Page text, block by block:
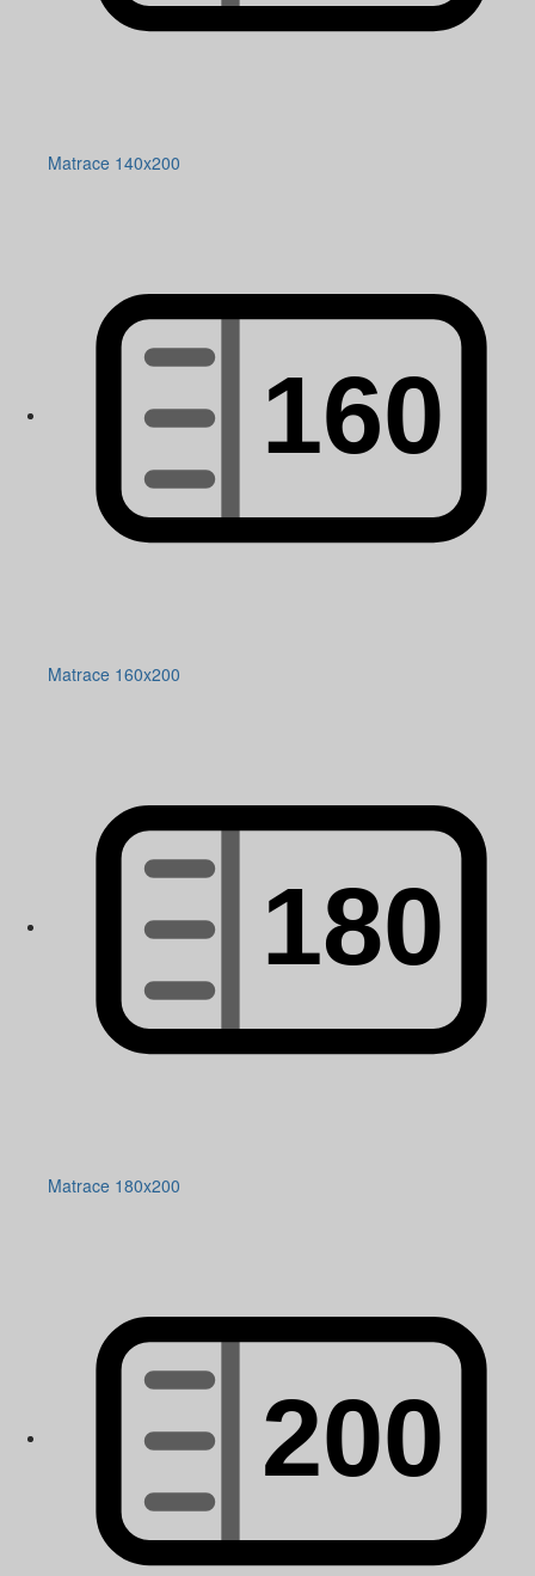
Matrace 140x200
Matrace 160x200
Matrace 180x200